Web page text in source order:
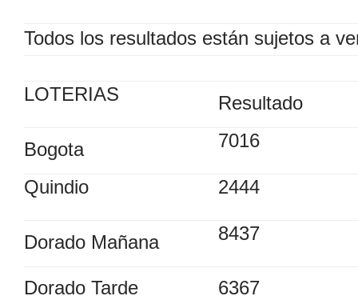
Todos los resultados están sujetos a
LOTERIAS Resultado
Bogota 7016
Quindio 2444
Dorado Mañana 8437
Dorado Tarde
6367